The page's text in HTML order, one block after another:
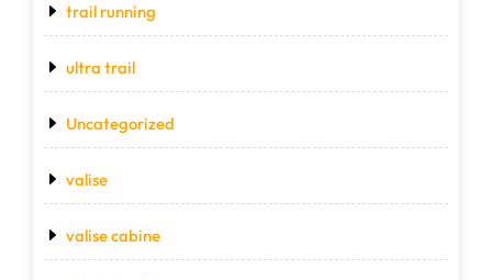
trail running
ultra trail
Uncategorized
valise
valise cabine